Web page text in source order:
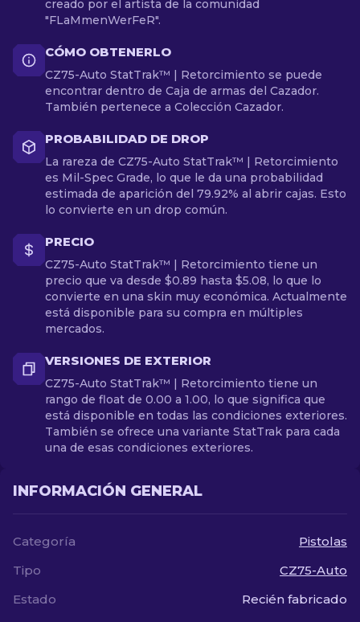
creado por el artista de la comunidad
"FLaMmenWerFeR".
CÓMO OBTENERLO
CZ75-Auto StatTrak™ | Retorcimiento se puede
encontrar dentro de Caja de armas del Cazador.
También pertenece a Colección Cazador.
PROBABILIDAD DE DROP
La rareza de CZ75-Auto StatTrak™ | Retorcimiento
es Mil-Spec Grade, lo que le da una probabilidad
estimada de aparición del 79.92% al abrir cajas. Esto
lo convierte en un drop común.
PRECIO
CZ75-Auto StatTrak™ | Retorcimiento tiene un
precio que va desde $0.89 hasta $5.08, lo que lo
convierte en una skin muy económica. Actualmente
está disponible para su compra en múltiples
mercados.
VERSIONES DE EXTERIOR
CZ75-Auto StatTrak™ | Retorcimiento tiene un
rango de float de 0.00 a 1.00, lo que significa que
está disponible en todas las condiciones exteriores.
También se ofrece una variante StatTrak para cada
una de esas condiciones exteriores.
INFORMACIÓN GENERAL
Categoría
Pistolas
Tipo
CZ75-Auto
Estado
Recién fabricado